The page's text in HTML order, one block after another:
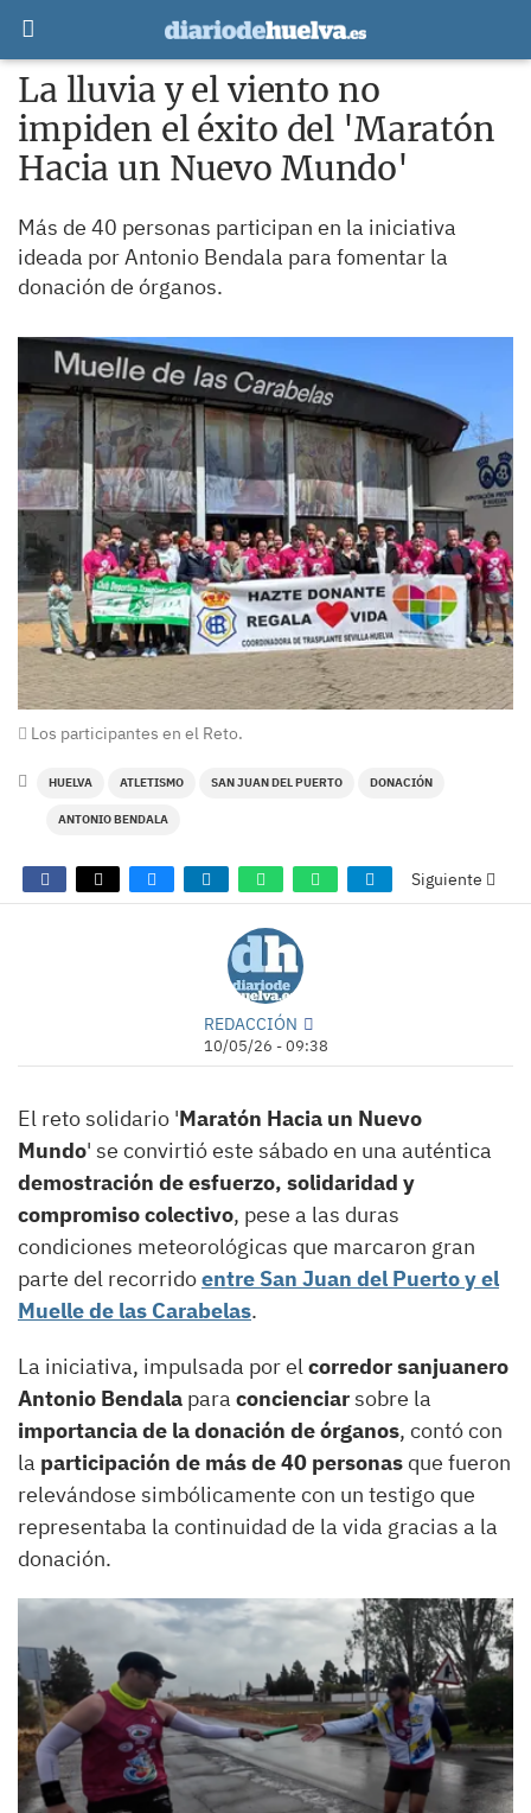
La lluvia y el viento no
impiden el éxito del 'Maratón
Hacia un Nuevo Mundo'
Más de 40 personas participan en la iniciativa
ideada por Antonio Bendala para fomentar la
donación de órganos.
Los participantes en el Reto.
HUELVA ATLETISMO SAN JUAN DEL PUERTO DONACIÓN
ANTONIO BENDALA
Siguiente
REDACCIÓN
10/05/26 - 09:38
El reto solidario 'Maratón Hacia un Nuevo
Mundo' se convirtió este sábado en una auténtica
demostración de esfuerzo, solidaridad y
compromiso colectivo, pese a las duras
condiciones meteorológicas que marcaron gran
parte del recorridoentre San Juan del Puerto y el
Muelle de las Carabelas.
La iniciativa, impulsada por el corredor sanjuanero
Antonio Bendala para concienciarsobre la
importancia de la donación de órganos, contó con
la participación de más de 40 personas que fueron
relevándose simbólicamente con un testigo que
representaba la continuidad de la vida gracias a la
donación.